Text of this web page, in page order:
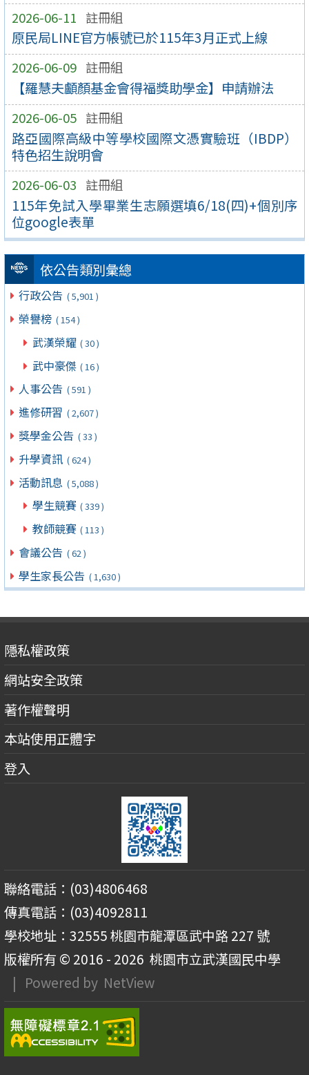
2026-06-11 註冊組
原民局LINE官方帳號已於115年3月正式上線
2026-06-09 註冊組
【羅慧夫顱顏基金會得福獎助學金】申請辦法
2026-06-05 註冊組
路亞國際高級中等學校國際文憑實驗班（IBDP）
特色招生說明會
2026-06-03 註冊組
115年免試入學畢業生志願選填6/18(四)+個別序
位google表單
依公告類別彙總
行政公告 ( 5,901 )
榮譽榜 ( 154 )
武漢榮耀 ( 30 )
武中豪傑 ( 16 )
人事公告 ( 591 )
進修研習 ( 2,607 )
獎學金公告 ( 33 )
升學資訊 ( 624 )
活動訊息 ( 5,088 )
學生競賽 ( 339 )
教師競賽 ( 113 )
會議公告 ( 62 )
學生家長公告 ( 1,630 )
隱私權政策
網站安全政策
著作權聲明
本站使用正體字
登入
聯絡電話：(03)4806468
傳真電話：(03)4092811
學校地址：32555 桃園市龍潭區武中路 227 號
版權所有 © 2016 - 2026 桃園市立武漢國民中學
| Powered by NetView